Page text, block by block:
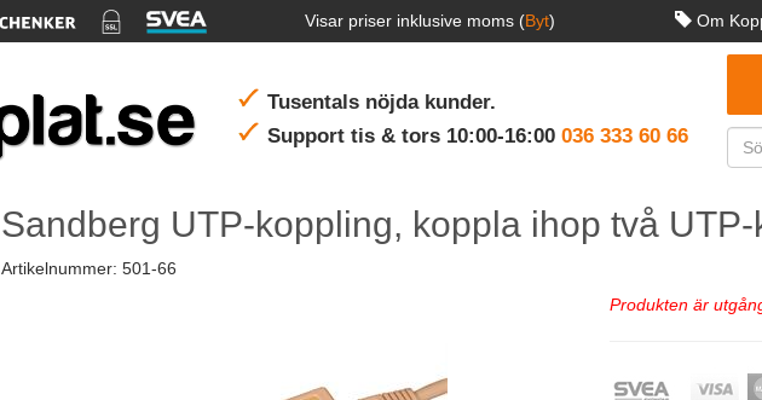
Visar priser inklusive moms (Byt) Om
Tusentals nöjda kunder.
Support tis & tors 10:00-16:00 036 333 60 66
Sandberg UTP-koppling, koppla ihop två
Artikelnummer: 501-66
Produkten är